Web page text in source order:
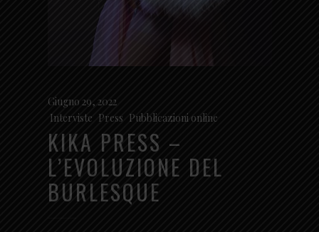
Giugno 29, 2022
Interviste Press Pubblicazioni online
KIKA PRESS –
L’EVOLUZIONE DEL
BURLESQUE